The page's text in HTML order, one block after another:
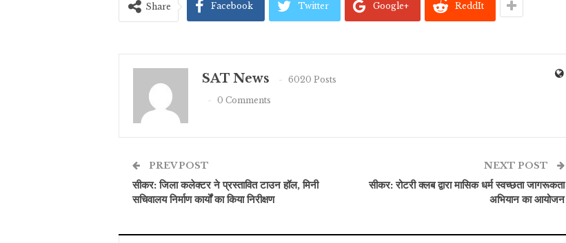
Share Facebook Twitter Google+ ReddIt
SAT News
6020 Posts
0 Comments
PREV POST
सीकर: जिला कलेक्टर ने प्रस्तावित टाउन हॉल, मिनी
सचिवालय निर्माण कार्यों का किया निरीक्षण
NEXT POST
सीकर: रोटरी क्लब द्वारा मासिक धर्म स्वच्छता जागरूकता
अभियान का आयोजन